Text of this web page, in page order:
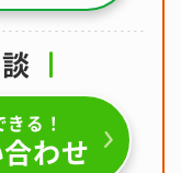
る！
わせ